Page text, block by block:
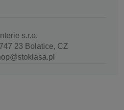
s.r.o.
23 Bolatice, CZ